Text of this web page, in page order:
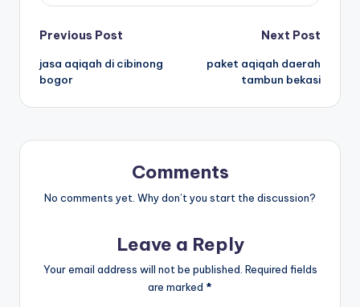
Post
navigation
Previous Post
jasa aqiqah di cibinong
bogor
Next Post
paket aqiqah daerah
tambun bekasi
Comments
No comments yet. Why don’t you start the discussion?
Leave a Reply
Your email address will not be published. Required fields
are marked *